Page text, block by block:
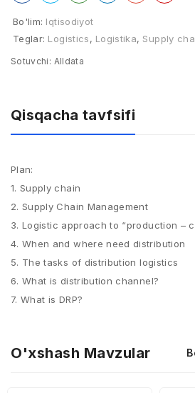
Bo'lim: Iqtisodiyot
Teglar: Logistics, Logistika, Supply
Sotuvchi: Alldata
Qisqacha tavfsifi
Plan:
1. Supply chain
2. Supply Chain Management
3. Logistic approach to “production –
4. When and where need distribution
5. The tasks of distribution logistics
6. What is distribution channel?
7. What is DRP?
O'xshash Mavzular